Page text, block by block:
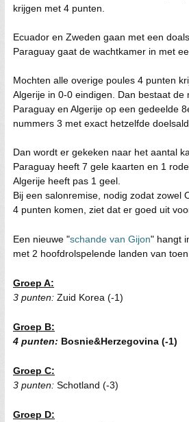
krijgen met 4 punten.
Ecuador en Zweden gaan met een
Paraguay gaat de wachtkamer in met
Mochten alle overige poules 4 punten
Algerije in 0-0 eindigen. Dan bestaat de
Paraguay en Algerije op een gedeelde
nummers 3 met exact hetzelfde
Dan wordt er gekeken naar het aantal
Paraguay heeft 7 gele kaarten en 1 rode.
Algerije heeft pas 1 geel.
Bij een salonremise, nodig zodat zowel
4 punten komen, ziet dat er goed uit
Een nieuwe "schande van Gijon" hangt
met 2 hoofdrolspelende landen van toen.
Groep A:
3 punten: Zuid Korea (-1)
Groep B:
4 punten: Bosnie&Herzegovina (-1)
Groep C:
3 punten: Schotland (-3)
Groep D: